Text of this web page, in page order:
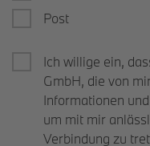
Post
Ich willige ein,
GmbH, die von
Informationen
um mit mir
Verbindung zu